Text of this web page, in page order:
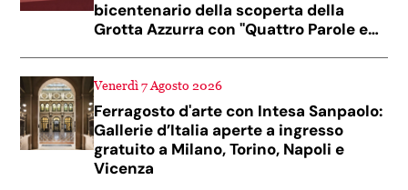
bicentenario della scoperta della
Grotta Azzurra con "Quattro Parole ed
Venerdì 7 Agosto 2026
Ferragosto d'arte con Intesa Sanpaolo:
Gallerie d’Italia aperte a ingresso
gratuito a Milano, Torino, Napoli e
Vicenza